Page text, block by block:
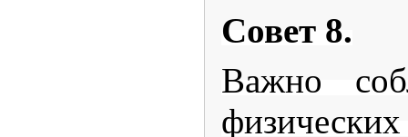
Совет 8.
Важно